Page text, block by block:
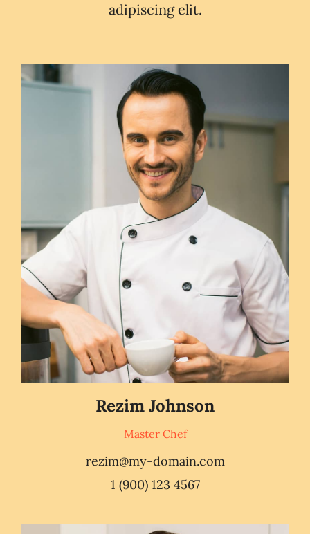
adipiscing elit.
Rezim Johnson
Master Chef
rezim@my-domain.com
1 (900) 123 4567